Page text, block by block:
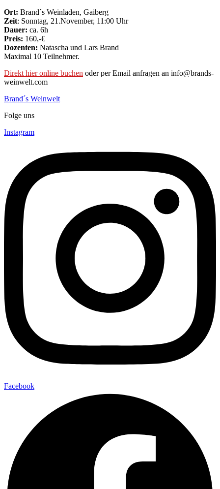
Ort: Brand´s Weinladen, Gaiberg
Zeit: Sonntag, 21.November, 11:00 Uhr
Dauer: ca. 6h
Preis: 160,-€
Dozenten: Natascha und Lars Brand
Maximal 10 Teilnehmer.
Direkt hier online buchen oder per Email anfragen an info@brands-
weinwelt.com
Brand´s Weinwelt
Folge uns
Instagram
Facebook